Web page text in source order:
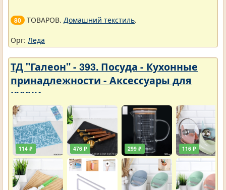
80 ТОВАРОВ. Домашний текстиль.
Орг: Леда
ТД "Галеон" - 393. Посуда - Кухонные
принадлежности - Аксессуары для
кухни
114 ₽ 476 ₽ 299 ₽ 116 ₽